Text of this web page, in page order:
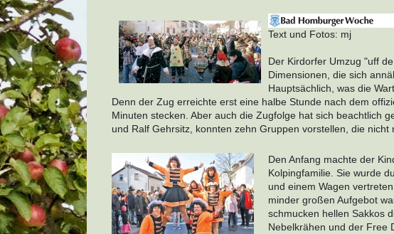
Text und Fotos: mj
Der Kirdorfer Umzug "uff
Dimensionen, die sich
Hauptsächlich, was die
Denn der Zug erreichte erst eine halbe Stunde nach dem
Minuten stecken. Aber auch die Zugfolge hat sich beachtlich
und Ralf Gehrsitz, konnten zehn Gruppen vorstellen, die
Den Anfang machte der
Kolpingfamilie. Sie wurde
und einem Wagen
minder großen Aufgebot
schmucken hellen Sakkos
Nebelkrähen und der Free